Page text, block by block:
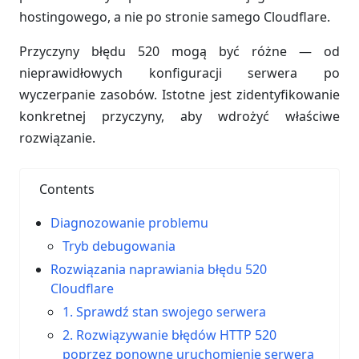
hostingowego, a nie po stronie samego Cloudflare.
Przyczyny błędu 520 mogą być różne — od
nieprawidłowych konfiguracji serwera po
wyczerpanie zasobów. Istotne jest zidentyfikowanie
konkretnej przyczyny, aby wdrożyć właściwe
rozwiązanie.
Contents
Diagnozowanie problemu
Tryb debugowania
Rozwiązania naprawiania błędu 520
Cloudflare
1. Sprawdź stan swojego serwera
2. Rozwiązywanie błędów HTTP 520
poprzez ponowne uruchomienie serwera